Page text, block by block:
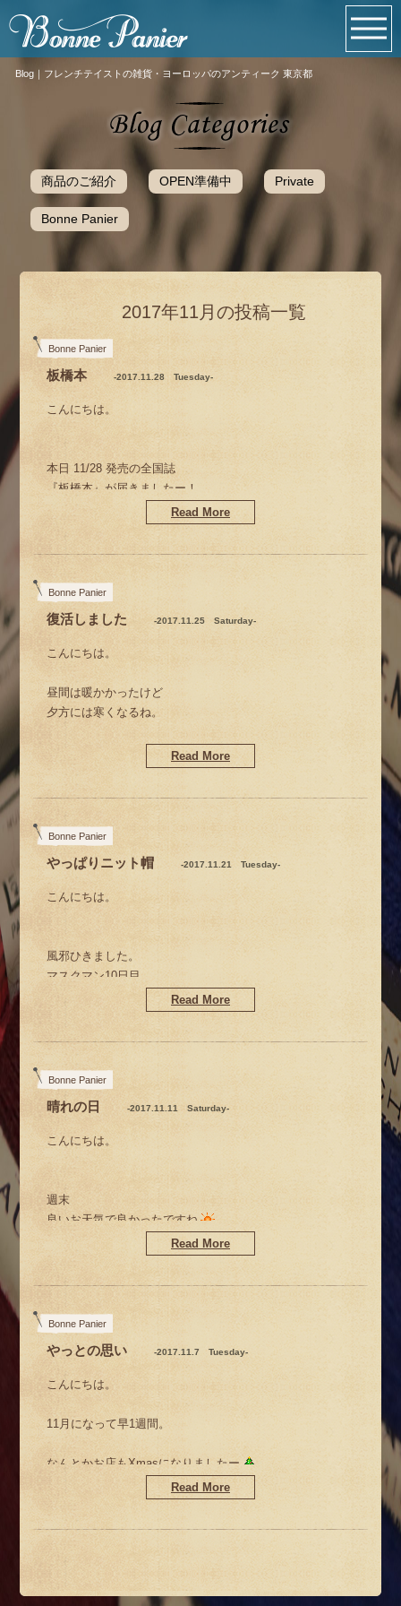
Blog｜フレンチテイストの雑貨・ヨーロッパのアンティーク 東京都
商品のご紹介 OPEN準備中 Private
Bonne Panier
2017年11月の投稿一覧
Bonne Panier
板橋本 -2017.11.28 Tuesday-
こんにちは。
本日 11/28 発売の全国誌
『板橋本』が届きましたー！
『板橋本』
ボンヌパニエも掲載していただきました♡
Read More
Bonne Panier
復活しました -2017.11.25 Saturday-
こんにちは。
昼間は暖かかったけど
夕方には寒くなるね。
只今の季節
ドアを閉めさせていただいております。
m(__)m m(__)m
昨日やっと2週間ぶりに
マスクマンから解放されました。
皆さまからの栄養配給のおかげ様で
なんとか回復
して参りました。
。。。と、マスク解放初日から
ディスプレイチェンジで夜遅くなったら
疲労感満開モードになってしまった
あー やっと週末。
忙しい1週間だったー
今週も頑張った
フランスから
荷物が届いちゃったのよ～
Read More
Bonne Panier
やっぱりニット帽 -2017.11.21 Tuesday-
こんにちは。
風邪ひきました。
マスクマン10日目。
Xmas効果か…
昨年は12月に入ってからだったのに
今年はちょっと早いじゃないのよー
お薬手帳の履歴を見たら
半年に1回ペースで病院に行ってた。
毎回同じ症状…(;´∀｀)
最近は、疲れにカラダが
対応出来なくなって来てるのよねぇ
すぐ風邪をひく
代謝が落ちて
抵抗力が無くなってるんだな。
これが衰え…ってヤツか？？
はぁ～ 体力無いわあぁ…
Read More
Bonne Panier
晴れの日 -2017.11.11 Saturday-
こんにちは。
週末
良いお天気で良かったですね
今日は朝から賑やかなスタート！
お隣の大家さん宅のお孫ちゃんの
七五三のお祝いで
開店前の店先は大賑わい♪
ママと三男くん♡
Read More
Bonne Panier
やっとの思い -2017.11.7 Tuesday-
こんにちは。
11月になって早1週間。
なんとかお店もXmasになりましたー
Read More